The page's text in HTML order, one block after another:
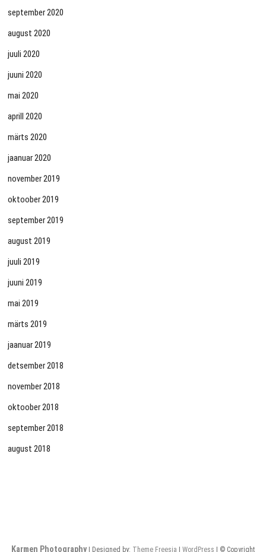
september 2020
august 2020
juuli 2020
juuni 2020
mai 2020
aprill 2020
märts 2020
jaanuar 2020
november 2019
oktoober 2019
september 2019
august 2019
juuli 2019
juuni 2019
mai 2019
märts 2019
jaanuar 2019
detsember 2018
november 2018
oktoober 2018
september 2018
august 2018
Karmen Photography| Designed by: Theme Freesia WordPress | © Copyright